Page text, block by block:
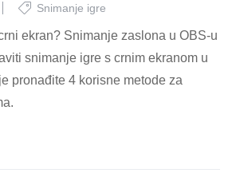
Snimanje igre
ekran? Snimanje zaslona u OBS-u
snimanje igre s crnim ekranom u
pronađite 4 korisne metode za